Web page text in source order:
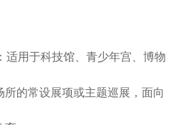
适用于科技馆、青少年宫、博物
的常设展项或主题巡展，面向